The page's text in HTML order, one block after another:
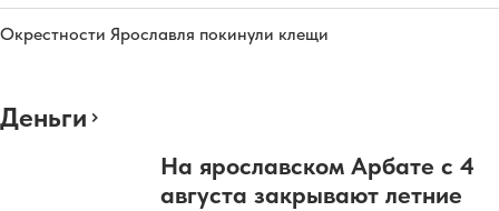
Окрестности Ярославля покинули клещи
Деньги
На ярославском Арбате с 4
августа закрывают летние